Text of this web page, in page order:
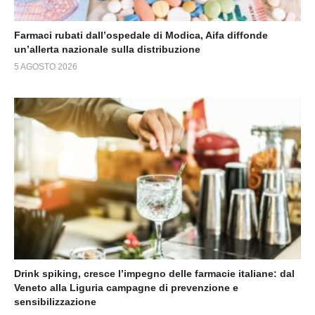
Farmaci rubati dall’ospedale di Modica, Aifa diffonde
un’allerta nazionale sulla distribuzione
5 AGOSTO 2026
Drink spiking, cresce l’impegno delle farmacie italiane: dal
Veneto alla Liguria campagne di prevenzione e
sensibilizzazione